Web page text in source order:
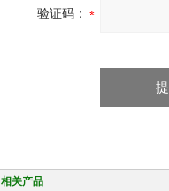
验证码：
相关产品